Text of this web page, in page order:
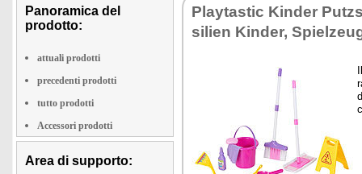
Panoramica del
prodotto:
attuali prodotti
precedenti prodotti
tutto prodotti
Accessori prodotti
Area di supporto:
Play­ta­stic Kin­der
si­lien Kin­der,